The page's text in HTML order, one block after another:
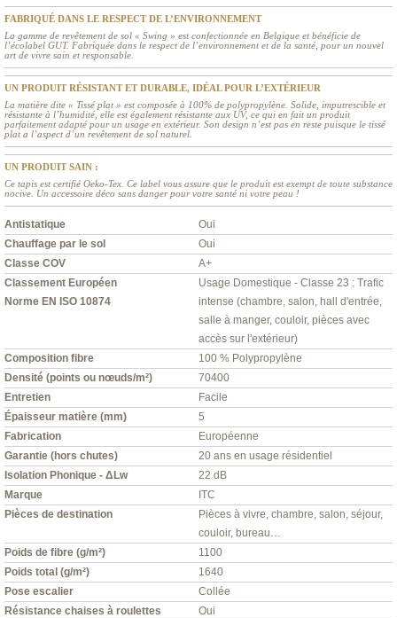
FABRIQUÉ DANS LE RESPECT DE L’ENVIRONNEMENT
La gamme de revêtement de sol « Swing » est confectionnée en Belgique et bénéficie de
l’écolabel GUT. Fabriquée dans le respect de l’environnement et de la santé, pour un nouvel
art de vivre sain et responsable.
UN PRODUIT RÉSISTANT ET DURABLE, IDÉAL POUR L’EXTÉRIEUR
La matière dite « Tissé plat » est composée à 100% de polypropylène. Solide, imputrescible et
résistante à l’humidité, elle est également résistante aux UV, ce qui en fait un produit
parfaitement adapté pour un usage en extérieur. Son design n’est pas en reste puisque le tissé
plat a l’aspect d’un revêtement de sol naturel.
UN PRODUIT SAIN :
Ce tapis est certifié Oeko-Tex. Ce label vous assure que le produit est exempt de toute substance
nocive. Un accessoire déco sans danger pour votre santé ni votre peau !
Antistatique
Oui
Chauffage par le sol
Oui
Classe COV
A+
Classement Européen
Norme EN ISO 10874
Usage Domestique - Classe 23 : Trafic
intense (chambre, salon, hall d'entrée,
salle à manger, couloir, pièces avec
accès sur l'extérieur)
Composition fibre
100 % Polypropylène
Densité (points ou nœuds/m²)
70400
Entretien
Facile
Épaisseur matière (mm)
5
Fabrication
Européenne
Garantie (hors chutes)
20 ans en usage résidentiel
Isolation Phonique - ΔLw
22 dB
Marque
ITC
Pièces de destination
Pièces à vivre, chambre, salon, séjour,
couloir, bureau…
Poids de fibre (g/m²)
1100
Poids total (g/m²)
1640
Pose escalier
Collée
Résistance chaises à roulettes
Oui